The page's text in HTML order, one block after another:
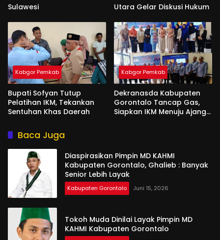
Sulawesi
Utara Gelar Diskusi Hukum
Kabgor Pemkab
Bupati Sofyan Tutup
Pelatihan IKM, Tekankan
Sentuhan Khas Daerah
Kabgor Pemkab
Dekranasda Kabupaten
Gorontalo Tancap Gas,
Siapkan IKM Menuju Ajang
Baca Juga
Diaspirasikan Pimpin MD KAHMI
Kabupaten Gorontalo, Ghalieb : Banyak
Senior Lebih Layak
Kabupaten Gorontalo Juni 15, 2026
Tokoh Muda Dinilai Layak Pimpin MD
KAHMI Kabupaten Gorontalo